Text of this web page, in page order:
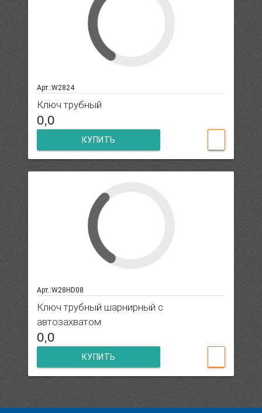
Арт.:W2824
Ключ трубный
0,0
КУПИТЬ
Арт.:W28HD08
Ключ трубный шарнирный с
автозахватом
0,0
КУПИТЬ